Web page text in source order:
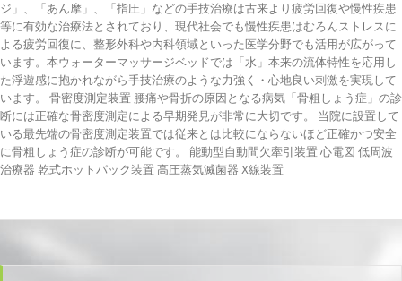
ジ」、「あん摩」、「指圧」などの手技治療は古来より疲労回復や慢性疾患
等に有効な治療法とされており、現代社会でも慢性疾患はむろんストレスに
よる疲労回復に、整形外科や内科領域といった医学分野でも活用が広がって
います。本ウォーターマッサージベッドでは「水」本来の流体特性を応用し
た浮遊感に抱かれながら手技治療のような力強く・心地良い刺激を実現して
います。 骨密度測定装置 腰痛や骨折の原因となる病気「骨粗しょう症」の診
断には正確な骨密度測定による早期発見が非常に大切です。 当院に設置して
いる最先端の骨密度測定装置では従来とは比較にならないほど正確かつ安全
に骨粗しょう症の診断が可能です。 能動型自動間欠牽引装置 心電図 低周波
治療器 乾式ホットパック装置 高圧蒸気滅菌器 X線装置